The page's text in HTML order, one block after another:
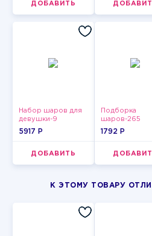
ДОБАВИТЬ
Набор шаров для
девушки-9
5917 P
ДОБАВИТЬ
Подборка
шаров-265
1792 P
К ЭТОМУ ТОВАРУ